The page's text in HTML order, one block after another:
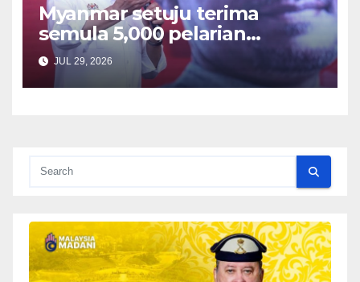
Myanmar setuju terima
semula 5,000 pelarian
Rohingya di Malaysia – Anwar
JUL 29, 2026